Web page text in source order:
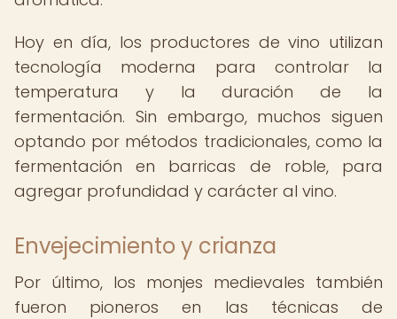
Hoy en día, los productores de vino utilizan
tecnología moderna para controlar la
temperatura y la duración de la
fermentación. Sin embargo, muchos siguen
optando por métodos tradicionales, como la
fermentación en barricas de roble, para
agregar profundidad y carácter al vino.
Envejecimiento y crianza
Por último, los monjes medievales también
fueron pioneros en las técnicas de